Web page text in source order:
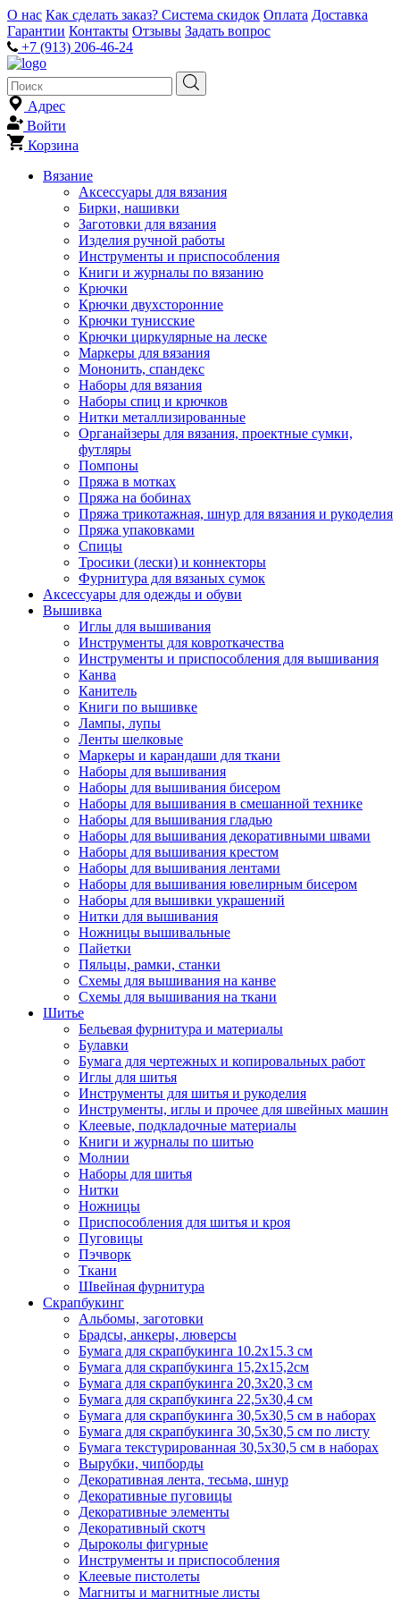
О нас Как сделать заказ? Система скидок Оплата Доставка
Гарантии Контакты Отзывы Задать вопрос
+7 (913) 206-46-24
Адрес
Войти
Корзина
Вязание
Аксессуары для вязания
Бирки, нашивки
Заготовки для вязания
Изделия ручной работы
Инструменты и приспособления
Книги и журналы по вязанию
Крючки
Крючки двухсторонние
Крючки тунисские
Крючки циркулярные на леске
Маркеры для вязания
Мононить, спандекс
Наборы для вязания
Наборы спиц и крючков
Нитки металлизированные
Органайзеры для вязания, проектные сумки,
футляры
Помпоны
Пряжа в мотках
Пряжа на бобинах
Пряжа трикотажная, шнур для вязания и рукоделия
Пряжа упаковками
Спицы
Тросики (лески) и коннекторы
Фурнитура для вязаных сумок
Аксессуары для одежды и обуви
Вышивка
Иглы для вышивания
Инструменты для ковроткачества
Инструменты и приспособления для вышивания
Канва
Канитель
Книги по вышивке
Лампы, лупы
Ленты шелковые
Маркеры и карандаши для ткани
Наборы для вышивания
Наборы для вышивания бисером
Наборы для вышивания в смешанной технике
Наборы для вышивания гладью
Наборы для вышивания декоративными швами
Наборы для вышивания крестом
Наборы для вышивания лентами
Наборы для вышивания ювелирным бисером
Наборы для вышивки украшений
Нитки для вышивания
Ножницы вышивальные
Пайетки
Пяльцы, рамки, станки
Схемы для вышивания на канве
Схемы для вышивания на ткани
Шитье
Бельевая фурнитура и материалы
Булавки
Бумага для чертежных и копировальных работ
Иглы для шитья
Инструменты для шитья и рукоделия
Инструменты, иглы и прочее для швейных машин
Клеевые, подкладочные материалы
Книги и журналы по шитью
Молнии
Наборы для шитья
Нитки
Ножницы
Приспособления для шитья и кроя
Пуговицы
Пэчворк
Ткани
Швейная фурнитура
Скрапбукинг
Альбомы, заготовки
Брадсы, анкеры, люверсы
Бумага для скрапбукинга 10.2х15.3 см
Бумага для скрапбукинга 15,2х15,2см
Бумага для скрапбукинга 20,3х20,3 см
Бумага для скрапбукинга 22,5х30,4 см
Бумага для скрапбукинга 30,5х30,5 см в наборах
Бумага для скрапбукинга 30,5х30,5 см по листу
Бумага текстурированная 30,5х30,5 см в наборах
Вырубки, чипборды
Декоративная лента, тесьма, шнур
Декоративные пуговицы
Декоративные элементы
Декоративный скотч
Дыроколы фигурные
Инструменты и приспособления
Клеевые пистолеты
Магниты и магнитные листы